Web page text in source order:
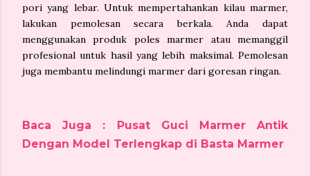
pori yang lebar. Untuk mempertahankan kilau marmer,
lakukan pemolesan secara berkala. Anda dapat
menggunakan produk poles marmer atau memanggil
profesional untuk hasil yang lebih maksimal. Pemolesan
juga membantu melindungi marmer dari goresan ringan.
Baca Juga : Pusat Guci Marmer Antik
Dengan Model Terlengkap di Basta Marmer